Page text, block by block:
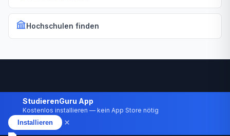
Hochschulen finden
StudierenGuru App
Kostenlos installieren — kein App Store nötig
Installieren
×